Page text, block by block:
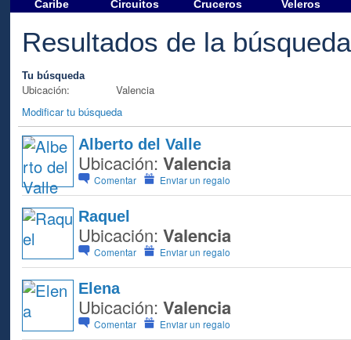
Caribe Circuitos Cruceros Veleros
Resultados de la
Tu búsqueda
Ubicación:
Valencia
Modificar tu búsqueda
Alberto del Valle
Ubicación: Valencia
Comentar Enviar un regalo
Raquel
Ubicación: Valencia
Comentar Enviar un regalo
Elena
Ubicación: Valencia
Comentar Enviar un regalo